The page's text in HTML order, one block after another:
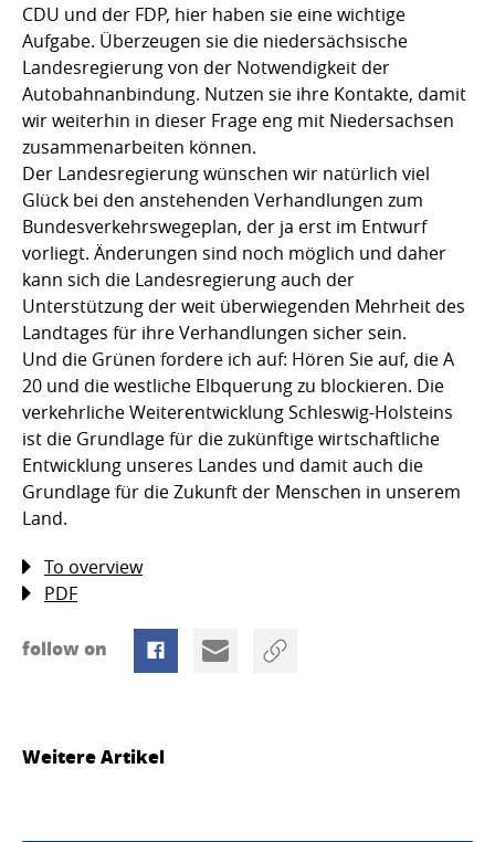
CDU und der FDP, hier haben sie eine wichtige
Aufgabe. Überzeugen sie die niedersächsische
Landesregierung von der Notwendigkeit der
Autobahnanbindung. Nutzen sie ihre Kontakte, damit
wir weiterhin in dieser Frage eng mit Niedersachsen
zusammenarbeiten können.
Der Landesregierung wünschen wir natürlich viel
Glück bei den anstehenden Verhandlungen zum
Bundesverkehrswegeplan, der ja erst im Entwurf
vorliegt. Änderungen sind noch möglich und daher
kann sich die Landesregierung auch der
Unterstützung der weit überwiegenden Mehrheit des
Landtages für ihre Verhandlungen sicher sein.
Und die Grünen fordere ich auf: Hören Sie auf, die A
20 und die westliche Elbquerung zu blockieren. Die
verkehrliche Weiterentwicklung Schleswig-Holsteins
ist die Grundlage für die zukünftige wirtschaftliche
Entwicklung unseres Landes und damit auch die
Grundlage für die Zukunft der Menschen in unserem
Land.
To overview
PDF
follow on
Weitere Artikel